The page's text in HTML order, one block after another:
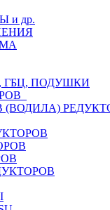
и др.
ГБЦ, ПОДУШКИ
(ВОДИЛА)